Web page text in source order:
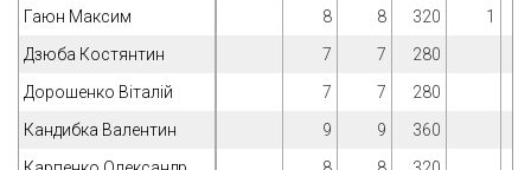
Гаюн Максим
8 8 320
1
Дзюба Костянтин
7 7
280
Дорошенко Віталій
7 7
280
Кандибка Валентин
9 9
360